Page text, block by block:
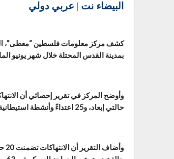
البيضاء نت | عربي دولي
كشف مركز معلومات فلسطين “معطى”،
بمدينة القدس المحتلة خلال شهر يونيو الماضي، حيث تم توثيق 540
حالتي إبعاد، و25 اعتداءً وأنشطة استيطانية، و71 حالة اعتقال واحتجاز، فضلاً عن 102 عملية اقتحام وإغلاق.